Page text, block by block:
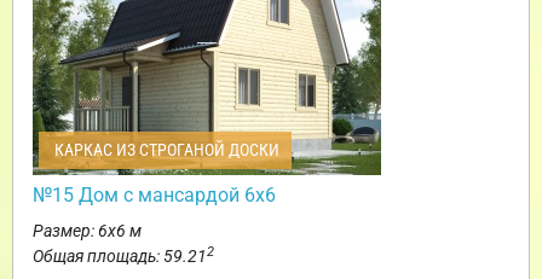
КАРКАС ИЗ СТРОГАНОЙ ДОСКИ
№15 Дом с мансардой 6х6
Размер: 6х6 м
Общая площадь: 59.212